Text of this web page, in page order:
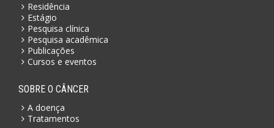
Residência
Estágio
Pesquisa clínica
Pesquisa acadêmica
Publicações
Cursos e eventos
SOBRE O CÂNCER
A doença
Tratamentos